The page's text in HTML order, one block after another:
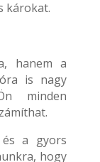
károkat.
hanem a
is nagy
minden
és a gyors
hogy